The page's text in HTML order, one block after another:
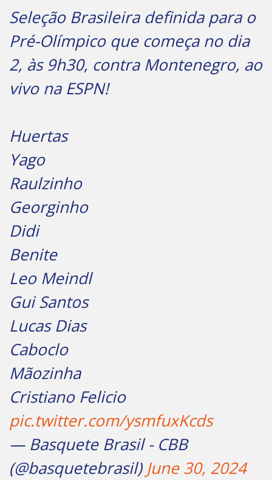
Seleção Brasileira definida para o
Pré-Olímpico que começa no dia
2, às 9h30, contra Montenegro, ao
vivo na ESPN!
Huertas
Yago
Raulzinho
Georginho
Didi
Benite
Leo Meindl
Gui Santos
Lucas Dias
Caboclo
Mãozinha
Cristiano Felicio
pic.twitter.com/ysmfuxKcds
— Basquete Brasil - CBB
(@basquetebrasil) June 30, 2024